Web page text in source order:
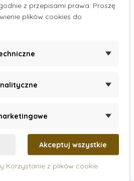
edukacyjne
Gry i łamigłówki
kategorií
z przepisami prawa. Proszę
plików cookies do
Akceptuj wszystkie
Korzystanie z plików cookie